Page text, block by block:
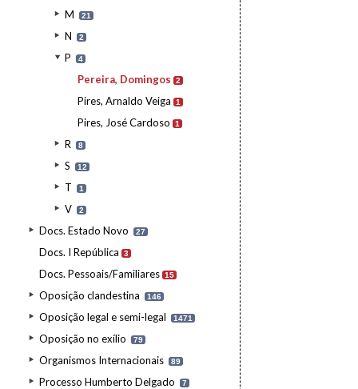
M 21
N 2
P 4
Pereira, Domingos 2
Pires, Arnaldo Veiga 1
Pires, José Cardoso 1
R 8
S 12
T 1
V 2
Docs. Estado Novo 27
Docs. I República 3
Docs. Pessoais/Familiares 15
Oposição clandestina 146
Oposição legal e semi-legal 1471
Oposição no exílio 79
Organismos Internacionais 89
Processo Humberto Delgado 7